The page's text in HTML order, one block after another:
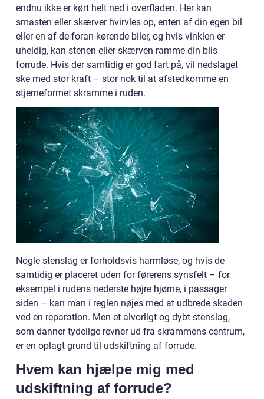
endnu ikke er kørt helt ned i overfladen. Her kan
småsten eller skærver hvirvles op, enten af din egen bil
eller en af de foran kørende biler, og hvis vinklen er
uheldig, kan stenen eller skærven ramme din bils
forrude. Hvis der samtidig er god fart på, vil nedslaget
ske med stor kraft – stor nok til at afstedkomme en
stjerneformet skramme i ruden.
Nogle stenslag er forholdsvis harmløse, og hvis de
samtidig er placeret uden for førerens synsfelt – for
eksempel i rudens nederste højre hjørne, i passager
siden – kan man i reglen nøjes med at udbrede skaden
ved en reparation. Men et alvorligt og dybt stenslag,
som danner tydelige revner ud fra skrammens centrum,
er en oplagt grund til udskiftning af forrude.
Hvem kan hjælpe mig med
udskiftning af forrude?